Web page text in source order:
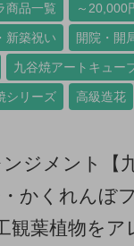
商品一覧 ～20,000
新築祝い 開院・開
九谷焼アートキュー
シリーズ 高級造花
ジメント【
かくれんぼ
観葉植物をア